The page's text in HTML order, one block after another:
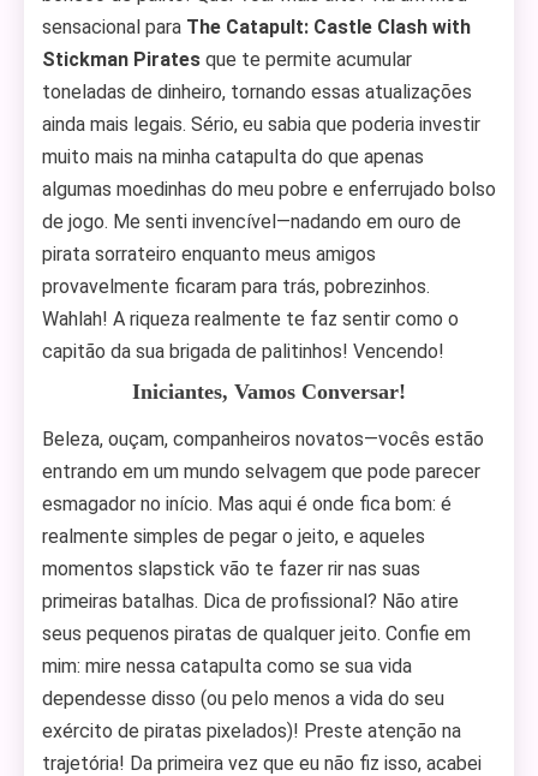
sensacional para The Catapult: Castle Clash with
Stickman Pirates que te permite acumular
toneladas de dinheiro, tornando essas atualizações
ainda mais legais. Sério, eu sabia que poderia investir
muito mais na minha catapulta do que apenas
algumas moedinhas do meu pobre e enferrujado bolso
de jogo. Me senti invencível—nadando em ouro de
pirata sorrateiro enquanto meus amigos
provavelmente ficaram para trás, pobrezinhos.
Wahlah! A riqueza realmente te faz sentir como o
capitão da sua brigada de palitinhos! Vencendo!
Iniciantes, Vamos Conversar!
Beleza, ouçam, companheiros novatos—vocês estão
entrando em um mundo selvagem que pode parecer
esmagador no início. Mas aqui é onde fica bom: é
realmente simples de pegar o jeito, e aqueles
momentos slapstick vão te fazer rir nas suas
primeiras batalhas. Dica de profissional? Não atire
seus pequenos piratas de qualquer jeito. Confie em
mim: mire nessa catapulta como se sua vida
dependesse disso (ou pelo menos a vida do seu
exército de piratas pixelados)! Preste atenção na
trajetória! Da primeira vez que eu não fiz isso, acabei